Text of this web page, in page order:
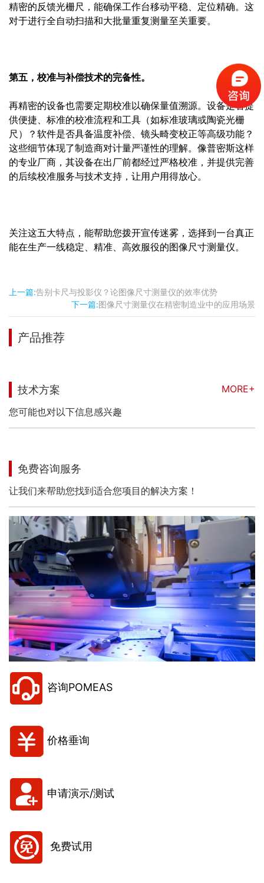
精密的反馈光栅尺，能确保工作台移动平稳、定位精确。这
对于进行全自动扫描和大批量重复测量至关重要。
第五，校准与补偿技术的完备性。
再精密的设备也需要定期校准以确保量值溯源。设备是否提
供便捷、标准的校准流程和工具（如标准玻璃或陶瓷光栅
尺）？软件是否具备温度补偿、镜头畸变校正等高级功能？
这些细节体现了制造商对计量严谨性的理解。像普密斯这样
的专业厂商，其设备在出厂前都经过严格校准，并提供完善
的后续校准服务与技术支持，让用户用得放心。
关注这五大特点，能帮助您拨开宣传迷雾，选择到一台真正
能在生产一线稳定、精准、高效服役的图像尺寸测量仪。
上一篇:告别卡尺与投影仪？论图像尺寸测量仪的效率优势
下一篇:图像尺寸测量仪在精密制造业中的应用场景
产品推荐
技术方案
MORE+
您可能也对以下信息感兴趣
免费咨询服务
让我们来帮助您找到适合您项目的解决方案！
咨询POMEAS
价格垂询
申请演示/测试
免费试用